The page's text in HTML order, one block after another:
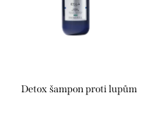
Detox šampon proti lupům